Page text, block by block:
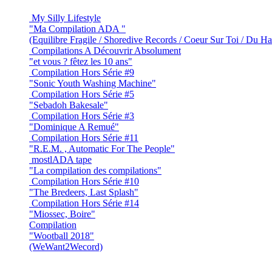
My Silly Lifestyle
"Ma Compilation ADA "
(Equilibre Fragile / Shoredive Records / Coeur Sur Toi / Du
Compilations A Découvrir Absolument
"et vous ? fêtez les 10 ans"
Compilation Hors Série #9
"Sonic Youth Washing Machine"
Compilation Hors Série #5
"Sebadoh Bakesale"
Compilation Hors Série #3
"Dominique A Remué"
Compilation Hors Série #11
"R.E.M. , Automatic For The People"
mostlADA tape
"La compilation des compilations"
Compilation Hors Série #10
"The Bredeers, Last Splash"
Compilation Hors Série #14
"Miossec, Boire"
Compilation
"Wootball 2018"
(WeWant2Wecord)